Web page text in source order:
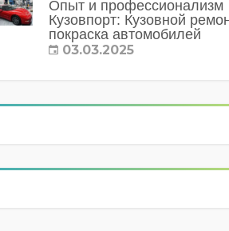
Опыт и профессионализм
Кузовпорт: Кузовной
покраска автомобилей
03.03.2025